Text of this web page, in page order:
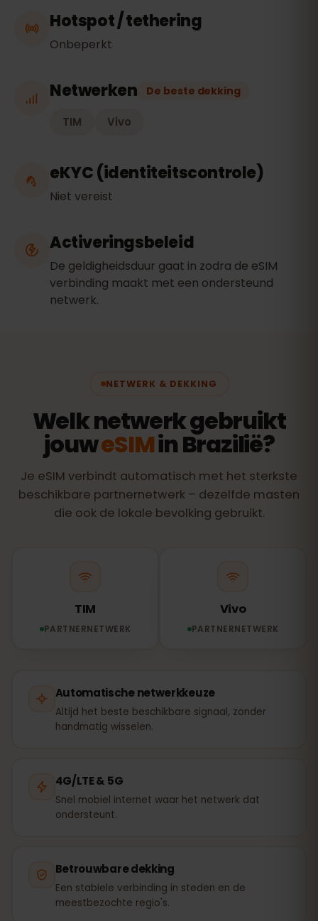
Hotspot / tethering
Onbeperkt
Netwerken De beste dekking
TIM Vivo
eKYC (identiteitscontrole)
Niet vereist
Activeringsbeleid
De geldigheidsduur gaat in zodra de eSIM
verbinding maakt met een ondersteund
netwerk.
NETWERK & DEKKING
Welk netwerk gebruikt
jouweSIMin Brazilië?
Je eSIM verbindt automatisch met het sterkste
beschikbare partnernetwerk – dezelfde masten
die ook de lokale bevolking gebruikt.
TIM
PARTNERNETWERK
Vivo
PARTNERNETWERK
Automatische netwerkkeuze
Altijd het beste beschikbare signaal, zonder
handmatig wisselen.
4G/LTE & 5G
Snel mobiel internet waar het netwerk dat
ondersteunt.
Betrouwbare dekking
Een stabiele verbinding in steden en de
meestbezochte regio's.